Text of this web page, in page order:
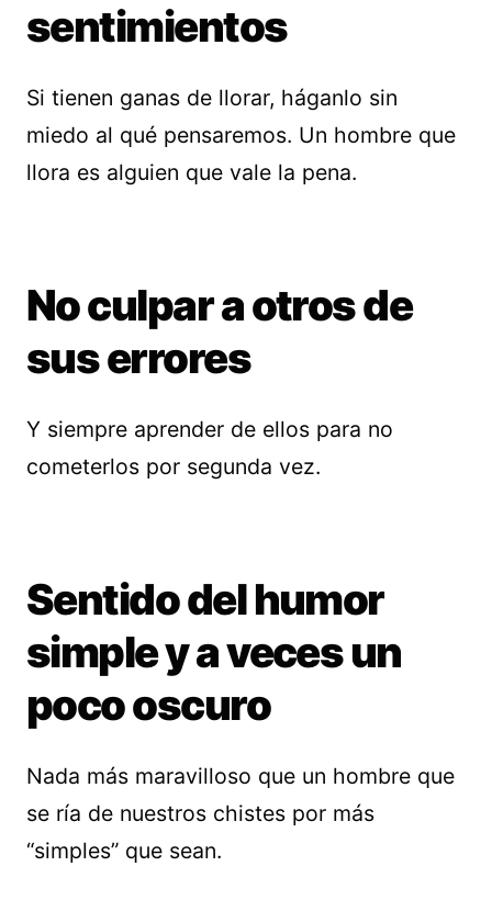
sentimientos
Si tienen ganas de llorar, háganlo sin
miedo al qué pensaremos. Un hombre que
llora es alguien que vale la pena.
No culpar a otros de
sus errores
Y siempre aprender de ellos para no
cometerlos por segunda vez.
Sentido del humor
simple y a veces un
poco oscuro
Nada más maravilloso que un hombre que
se ría de nuestros chistes por más
“simples” que sean.